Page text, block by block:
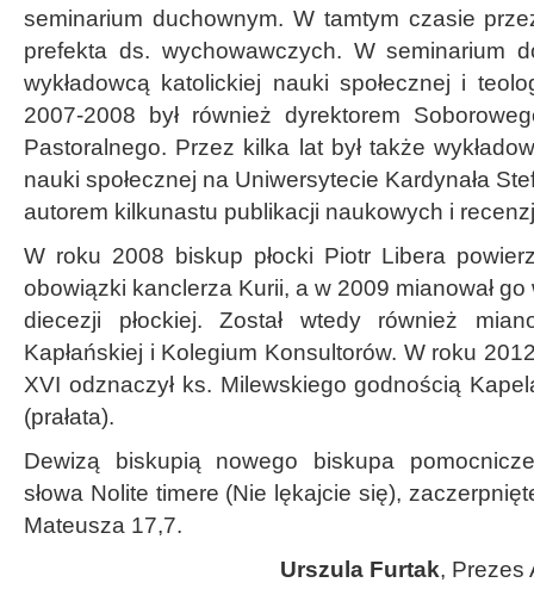
seminarium duchownym. W tamtym czasie
prefekta ds. wychowawczych. W seminarium
wykładowcą katolickiej nauki społecznej i
2007-2008 był również dyrektorem
Pastoralnego. Przez kilka lat był także
nauki społecznej na Uniwersytecie Kardynała
autorem kilkunastu publikacji naukowych i
W roku 2008 biskup płocki Piotr Libera
obowiązki kanclerza Kurii, a w 2009 mianował
diecezji płockiej. Został wtedy również
Kapłańskiej i Kolegium Konsultorów. W roku
XVI odznaczył ks. Milewskiego godnością
(prałata).
Dewizą biskupią nowego biskupa
słowa Nolite timere (Nie lękajcie się),
Mateusza 17,7.
Urszula Furtak, Prezes